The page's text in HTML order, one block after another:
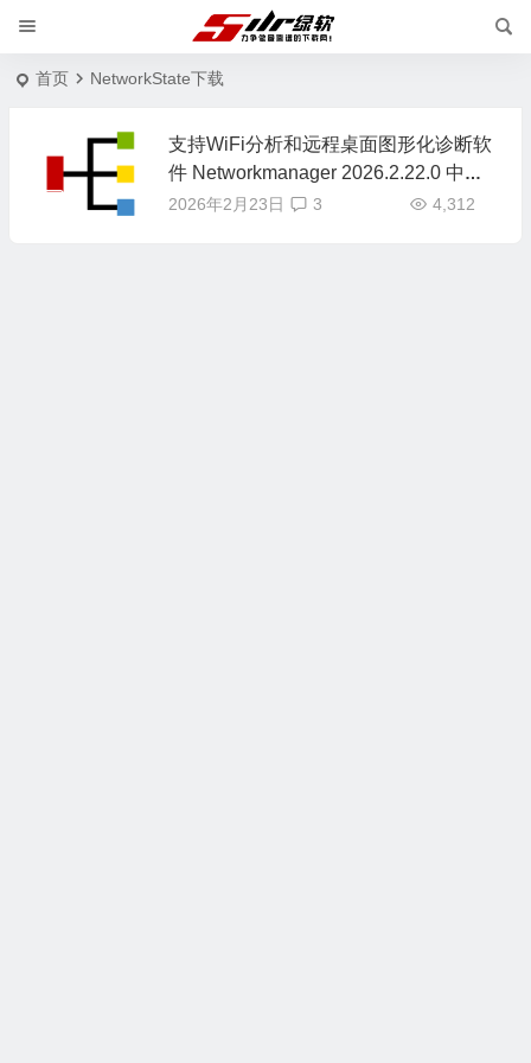
首页 NetworkState下载
支持WiFi分析和远程桌面图形化诊断软
件 Networkmanager 2026.2.22.0 中文
版
2026年2月23日 4,312
3